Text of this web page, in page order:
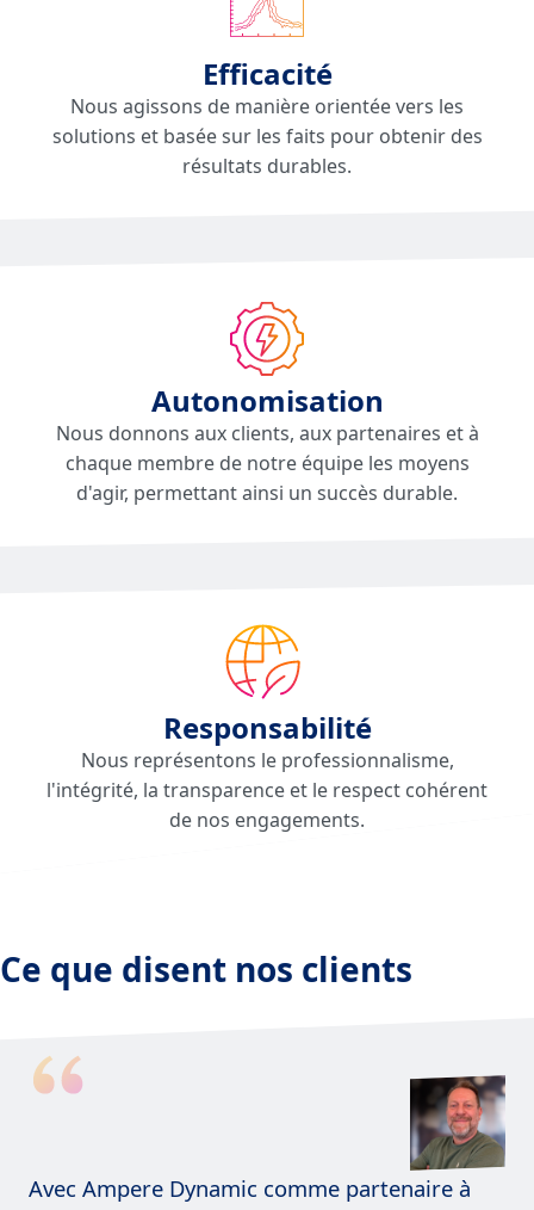
Efficacité
Nous agissons de manière orientée vers les
solutions et basée sur les faits pour obtenir des
résultats durables.
Autonomisation
Nous donnons aux clients, aux partenaires et à
chaque membre de notre équipe les moyens
d'agir, permettant ainsi un succès durable.
Responsabilité
Nous représentons le professionnalisme,
l'intégrité, la transparence et le respect cohérent
de nos engagements.
Ce que disent nos clients
Avec Ampere Dynamic comme partenaire à